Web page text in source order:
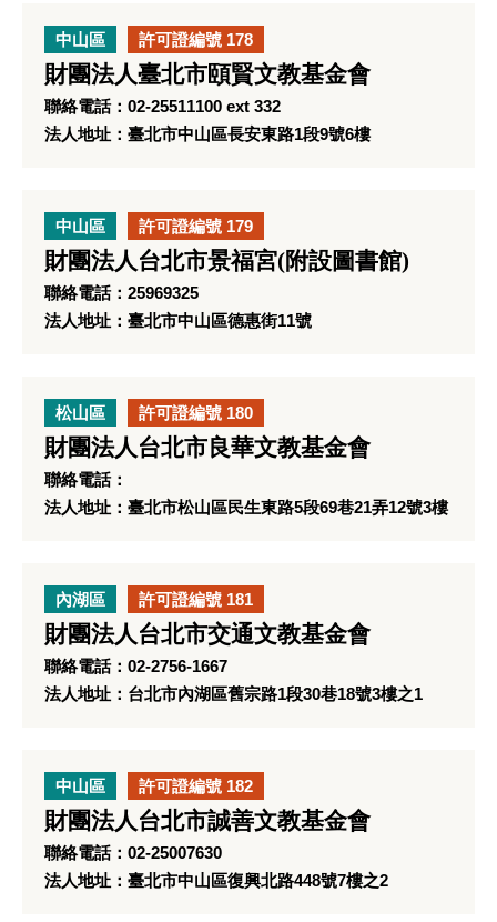
中山區 許可證編號 178
財團法人臺北市頤賢文教基金會
聯絡電話：02-25511100 ext 332
法人地址：臺北市中山區長安東路1段9號6樓
中山區 許可證編號 179
財團法人台北市景福宮(附設圖書館)
聯絡電話：25969325
法人地址：臺北市中山區德惠街11號
松山區 許可證編號 180
財團法人台北市良華文教基金會
聯絡電話：
法人地址：臺北市松山區民生東路5段69巷21弄12號3樓
內湖區 許可證編號 181
財團法人台北市交通文教基金會
聯絡電話：02-2756-1667
法人地址：台北市內湖區舊宗路1段30巷18號3樓之1
中山區 許可證編號 182
財團法人台北市誠善文教基金會
聯絡電話：02-25007630
法人地址：臺北市中山區復興北路448號7樓之2